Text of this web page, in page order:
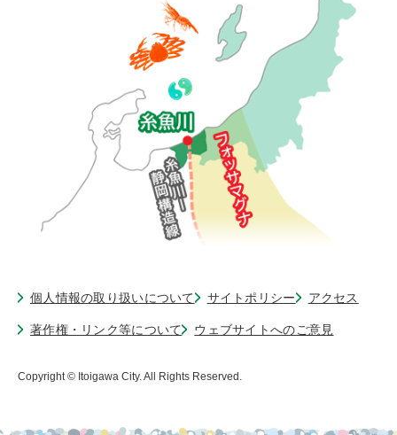
個人情報の取り扱いについて サイトポリシー アクセス
著作権・リンク等について ウェブサイトへのご意見
Copyright © Itoigawa City. All Rights Reserved.